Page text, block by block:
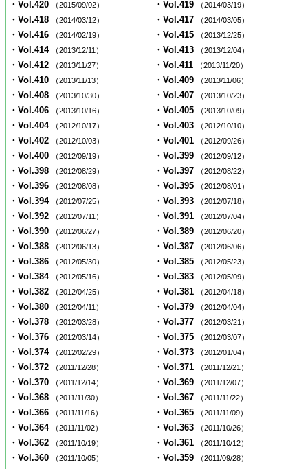
・Vol.420 （2015/09/02） ・Vol.419 （2014/03/19）
・Vol.418 （2014/03/12） ・Vol.417 （2014/03/05）
・Vol.416 （2014/02/19） ・Vol.415 （2013/12/25）
・Vol.414 （2013/12/11） ・Vol.413 （2013/12/04）
・Vol.412 （2013/11/27） ・Vol.411 （2013/11/20）
・Vol.410 （2013/11/13） ・Vol.409 （2013/11/06）
・Vol.408 （2013/10/30） ・Vol.407 （2013/10/23）
・Vol.406 （2013/10/16） ・Vol.405 （2013/10/09）
・Vol.404 （2012/10/17） ・Vol.403 （2012/10/10）
・Vol.402 （2012/10/03） ・Vol.401 （2012/09/26）
・Vol.400 （2012/09/19） ・Vol.399 （2012/09/12）
・Vol.398 （2012/08/29） ・Vol.397 （2012/08/22）
・Vol.396 （2012/08/08） ・Vol.395 （2012/08/01）
・Vol.394 （2012/07/25） ・Vol.393 （2012/07/18）
・Vol.392 （2012/07/11） ・Vol.391 （2012/07/04）
・Vol.390 （2012/06/27） ・Vol.389 （2012/06/20）
・Vol.388 （2012/06/13） ・Vol.387 （2012/06/06）
・Vol.386 （2012/05/30） ・Vol.385 （2012/05/23）
・Vol.384 （2012/05/16） ・Vol.383 （2012/05/09）
・Vol.382 （2012/04/25） ・Vol.381 （2012/04/18）
・Vol.380 （2012/04/11） ・Vol.379 （2012/04/04）
・Vol.378 （2012/03/28） ・Vol.377 （2012/03/21）
・Vol.376 （2012/03/14） ・Vol.375 （2012/03/07）
・Vol.374 （2012/02/29） ・Vol.373 （2012/01/04）
・Vol.372 （2011/12/28） ・Vol.371 （2011/12/21）
・Vol.370 （2011/12/14） ・Vol.369 （2011/12/07）
・Vol.368 （2011/11/30） ・Vol.367 （2011/11/22）
・Vol.366 （2011/11/16） ・Vol.365 （2011/11/09）
・Vol.364 （2011/11/02） ・Vol.363 （2011/10/26）
・Vol.362 （2011/10/19） ・Vol.361 （2011/10/12）
・Vol.360 （2011/10/05） ・Vol.359 （2011/09/28）